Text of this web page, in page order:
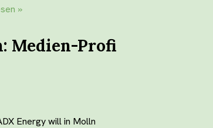
»
Medien-Profi
Energy will in Molln